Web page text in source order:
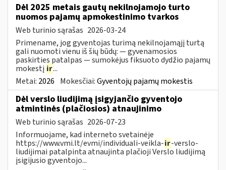
Dėl 2025 metais gautų nekilnojamojo turto
nuomos pajamų apmokestinimo tvarkos
Web turinio sąrašas 2026-03-24
Primename, jog gyventojas turimą nekilnojamąjį turtą
gali nuomoti vienu iš šių būdų: — gyvenamosios
paskirties patalpas — sumokėjus fiksuoto dydžio pajamų
mokestį ir...
Metai: 2026 Mokesčiai:Gyventojų pajamų mokestis
Dėl verslo liudijimą įsigyjančio gyventojo
atmintinės (plačiosios) atnaujinimo
Web turinio sąrašas 2026-07-23
Informuojame, kad interneto svetainėje
https://www.vmi.lt/evmi/individuali-veikla-ir-verslo-
liudijimai patalpinta atnaujinta plačioji Verslo liudijimą
įsigijusio gyventojo...